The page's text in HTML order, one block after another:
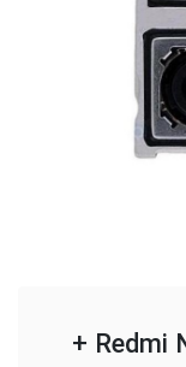
دوربین پشت شیائومی Redmi Note 10 +